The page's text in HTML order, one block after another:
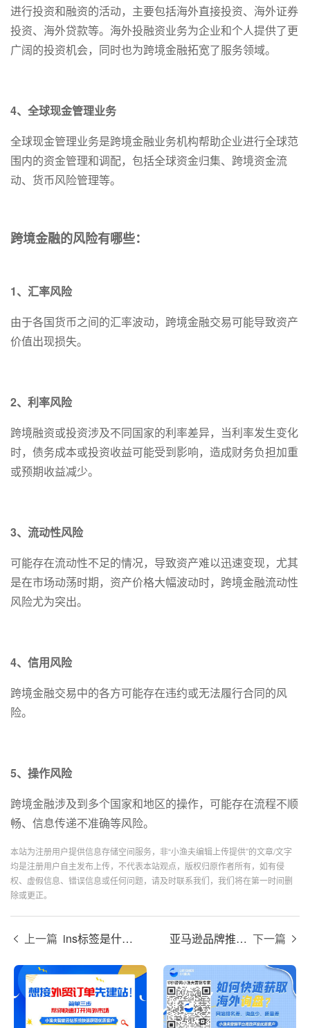
进行投资和融资的活动，主要包括海外直接投资、海外证券
投资、海外贷款等。海外投融资业务为企业和个人提供了更
广阔的投资机会，同时也为跨境金融拓宽了服务领域。
4、全球现金管理业务
全球现金管理业务是跨境金融业务机构帮助企业进行全球范
围内的资金管理和调配，包括全球资金归集、跨境资金流
动、货币风险管理等。
跨境金融的风险有哪些：
1、汇率风险
由于各国货币之间的汇率波动，跨境金融交易可能导致资产
价值出现损失。
2、利率风险
跨境融资或投资涉及不同国家的利率差异，当利率发生变化
时，债务成本或投资收益可能受到影响，造成财务负担加重
或预期收益减少。
3、流动性风险
可能存在流动性不足的情况，导致资产难以迅速变现，尤其
是在市场动荡时期，资产价格大幅波动时，跨境金融流动性
风险尤为突出。
4、信用风险
跨境金融交易中的各方可能存在违约或无法履行合同的风
险。
5、操作风险
跨境金融涉及到多个国家和地区的操作，可能存在流程不顺
畅、信息传递不准确等风险。
本站为注册用户提供信息存储空间服务，非“小渔夫编辑上传提供”的文章/文字
均是注册用户自主发布上传，不代表本站观点，版权归原作者所有，如有侵
权、虚假信息、错误信息或任何问题，请及时联系我们，我们将在第一时间删
除或更正。
上一篇 ins标签是什么意思？ 亚马逊品牌推广是什么意思？ 下一篇